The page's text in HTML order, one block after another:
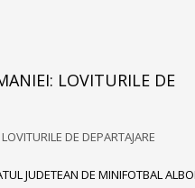
LOVITURILE DE
DE DEPARTAJARE
JUDETEAN DE MINIFOTBAL